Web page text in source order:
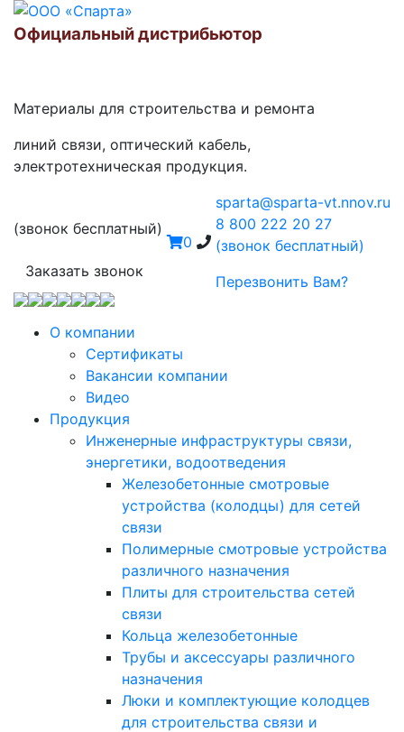
Официальный дистрибьютор
Материалы для строительства и ремонта
линий связи, оптический кабель,
электротехническая продукция.
(звонок бесплатный)
Заказать звонок
0
sparta@sparta-vt.nnov.ru
8 800 222 20 27
(звонок бесплатный)
Перезвонить Вам?
О компании
Сертификаты
Вакансии компании
Видео
Продукция
Инженерные инфраструктуры связи,
энергетики, водоотведения
Железобетонные смотровые
устройства (колодцы) для сетей
связи
Полимерные смотровые устройства
различного назначения
Плиты для строительства сетей
связи
Кольца железобетонные
Трубы и аксессуары различного
назначения
Люки и комплектующие колодцев
для строительства связи и